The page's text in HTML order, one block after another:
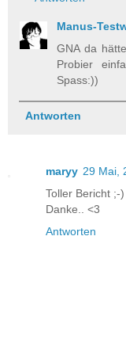
Manus-
GNA da
Probier
Spass:))
Antworten
maryy 29 Mai,
Toller Bericht ;-)
Danke.. <3
Antworten